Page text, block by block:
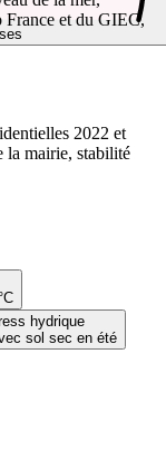
hydrique
sol sec en été
France et du GIEC,
2022 et
la mairie, stabilité